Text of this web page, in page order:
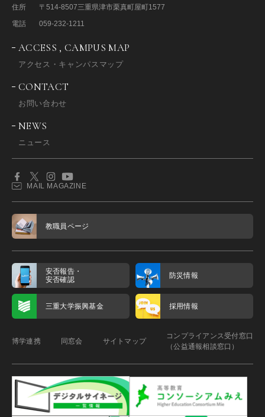
住所 〒514-8507三重県津市栗真町屋町1577
電話
059-232-1211
ACCESS , CAMPUS MAP
アクセス・キャンパスマップ
CONTACT
お問い合わせ
NEWS
ニュース
MAIL MAGAZINE
教職員ページ
安否報告・
安否確認
防災情報
三重大学振興基金 採用情報
博学連携 同窓会 サイトマップ
コンプライアンス受付窓口
（公益通報相談窓口）